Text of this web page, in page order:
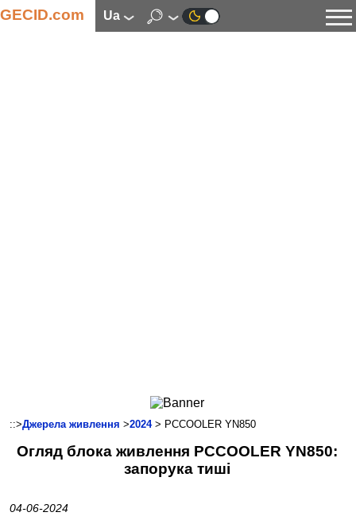
GECID.com ua
Смартфони
Комунікації
Автоелектроніка
::>Джерела живлення >2024> PCCOOLER YN850
Огляд блока живлення PCCOOLER YN850:
запорука тиші
04-06-2024